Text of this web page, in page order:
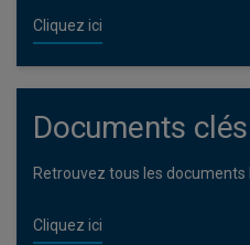
Cliquez ici
Documents clés
Retrouvez tous les documents
Cliquez ici